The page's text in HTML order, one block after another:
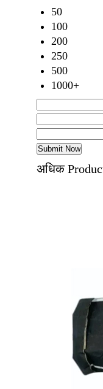
50
100
200
250
500
1000+
अधिक